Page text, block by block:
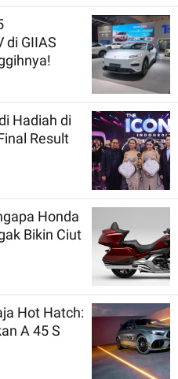
di GIIAS
Hadiah di
Result
Honda
Bikin Ciut
Hot Hatch:
A 45 S